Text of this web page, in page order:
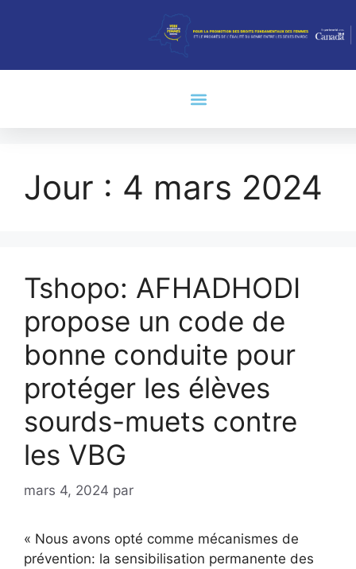
Jour : 4 mars 2024
Tshopo: AFHADHODI
propose un code de
bonne conduite pour
protéger les élèves
sourds-muets contre
les VBG
mars 4, 2024 par
« Nous avons opté comme mécanismes de
prévention: la sensibilisation permanente des